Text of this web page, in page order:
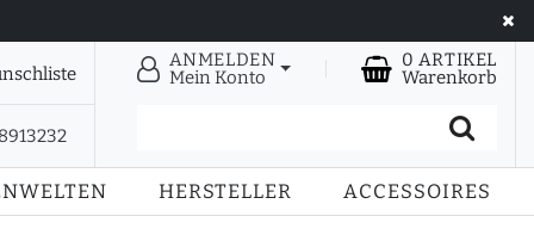
ANMELDEN
Mein Konto
0 ARTIKEL
Warenkorb
HERSTELLER ACCESSOIRES